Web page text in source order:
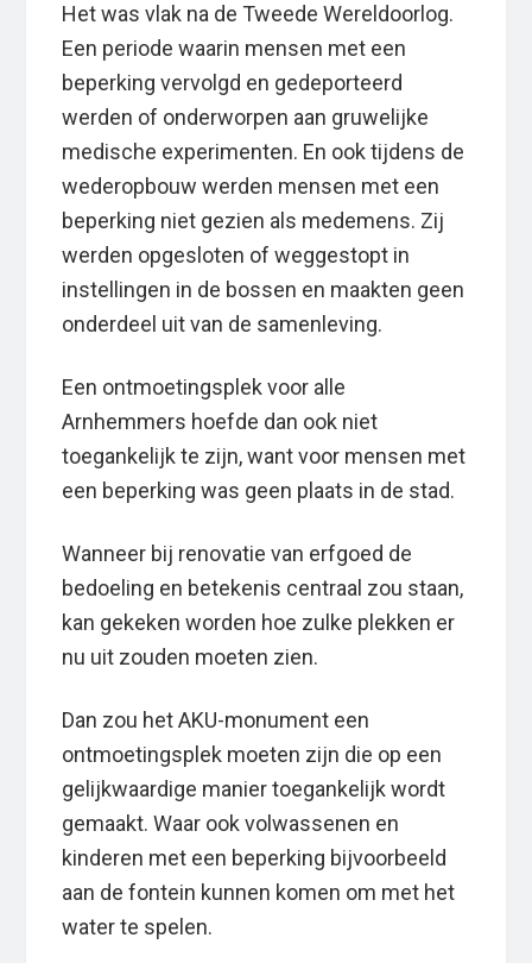
Het was vlak na de Tweede Wereldoorlog.
Een periode waarin mensen met een
beperking vervolgd en gedeporteerd
werden of onderworpen aan gruwelijke
medische experimenten. En ook tijdens de
wederopbouw werden mensen met een
beperking niet gezien als medemens. Zij
werden opgesloten of weggestopt in
instellingen in de bossen en maakten geen
onderdeel uit van de samenleving.
Een ontmoetingsplek voor alle
Arnhemmers hoefde dan ook niet
toegankelijk te zijn, want voor mensen met
een beperking was geen plaats in de stad.
Wanneer bij renovatie van erfgoed de
bedoeling en betekenis centraal zou staan,
kan gekeken worden hoe zulke plekken er
nu uit zouden moeten zien.
Dan zou het AKU-monument een
ontmoetingsplek moeten zijn die op een
gelijkwaardige manier toegankelijk wordt
gemaakt. Waar ook volwassenen en
kinderen met een beperking bijvoorbeeld
aan de fontein kunnen komen om met het
water te spelen.